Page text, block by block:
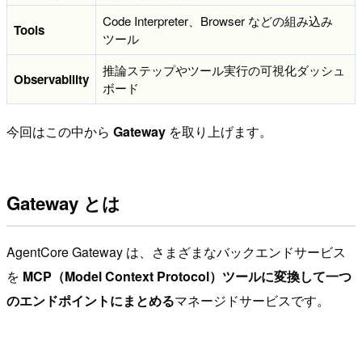
Tools
Code Interpreter、Browser などの組み込み
ツール
Observability
推論ステップやツール実行の可視化ダッシュ
ボード
今回はこの中から Gateway を取り上げます。
Gateway とは
AgentCore Gateway は、さまざまなバックエンドサービス
を MCP（Model Context Protocol）ツールに変換して一つ
のエンドポイントにまとめるマネージドサービスです。